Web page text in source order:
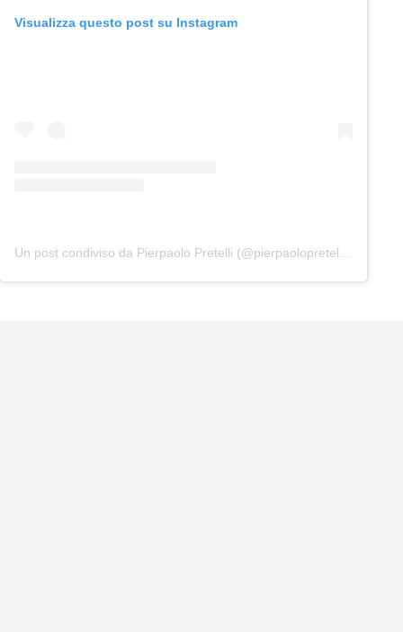
Visualizza questo post su Instagram
Un post condiviso da Pierpaolo Pretelli (@pierpaolopretelliofficial)